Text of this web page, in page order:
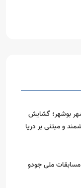
بوشهر؛ گشایش
و مبتنی بر دریا
مسابقات ملی جودو